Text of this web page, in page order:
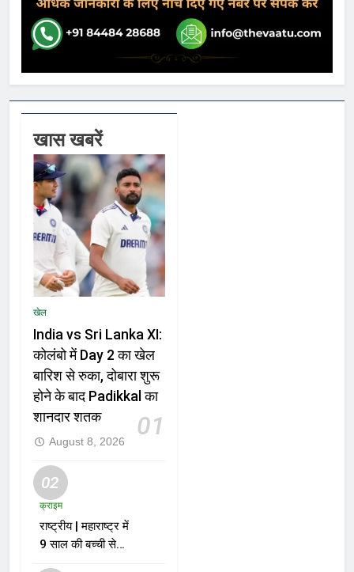
खास खबरें
खेल
India vs Sri Lanka XI:
कोलंबो में Day 2 का खेल
बारिश से रुका, दोबारा शुरू
होने के बाद Padikkal का
शानदार शतक
01
August 8, 2026
02
क्राइम
राष्ट्रीय | महाराष्ट्र में
9 साल की बच्ची से